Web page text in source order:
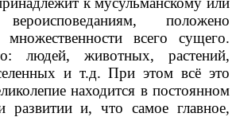
вероисповеданиям, положено
множественности всего сущего.
людей, животных, растений,
и т.д. При этом всё это
находится в постоянном
развитии и, что самое главное,